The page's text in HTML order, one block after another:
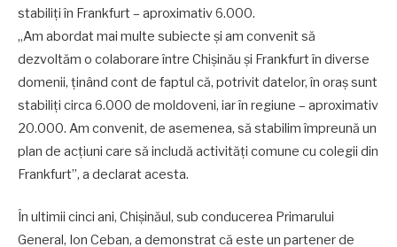
stabiliți în Frankfurt – aproximativ 6.000.
„Am abordat mai multe subiecte și am convenit să
dezvoltăm o colaborare între Chișinău și Frankfurt în diverse
domenii, ținând cont de faptul că, potrivit datelor, în oraș sunt
stabiliți circa 6.000 de moldoveni, iar în regiune – aproximativ
20.000. Am convenit, de asemenea, să stabilim împreună un
plan de acțiuni care să includă activități comune cu colegii din
Frankfurt”, a declarat acesta.
În ultimii cinci ani, Chișinăul, sub conducerea Primarului
General, Ion Ceban, a demonstrat că este un partener de